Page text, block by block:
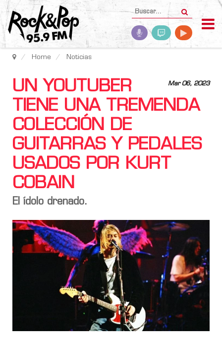
Home Noticias
Mar 06, 2023
UN YOUTUBER
TIENE UNA TREMENDA
COLECCIÓN DE
GUITARRAS Y PEDALES
USADOS POR KURT
COBAIN
El ídolo drenado.